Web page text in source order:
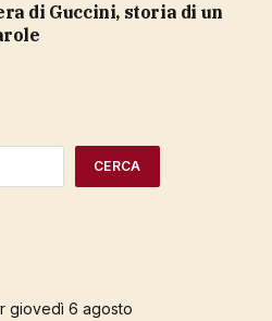
CERCA
giovedì 6 agosto